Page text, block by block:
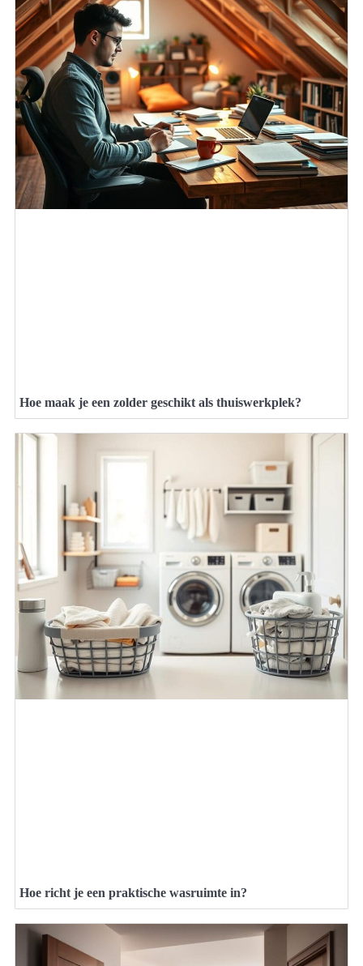
Hoe maak je een zolder geschikt als thuiswerkplek?
Hoe richt je een praktische wasruimte in?